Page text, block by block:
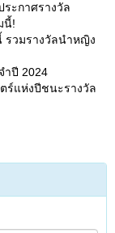
ระกาศรางวัล
นี้!
รวมรางวัลนำหญิง
ำปี 2024
ร์แห่งปีชนะรางวัล